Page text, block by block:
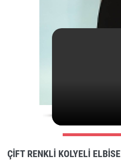
ÇIFT RENKLI KOLYELI ELBISE